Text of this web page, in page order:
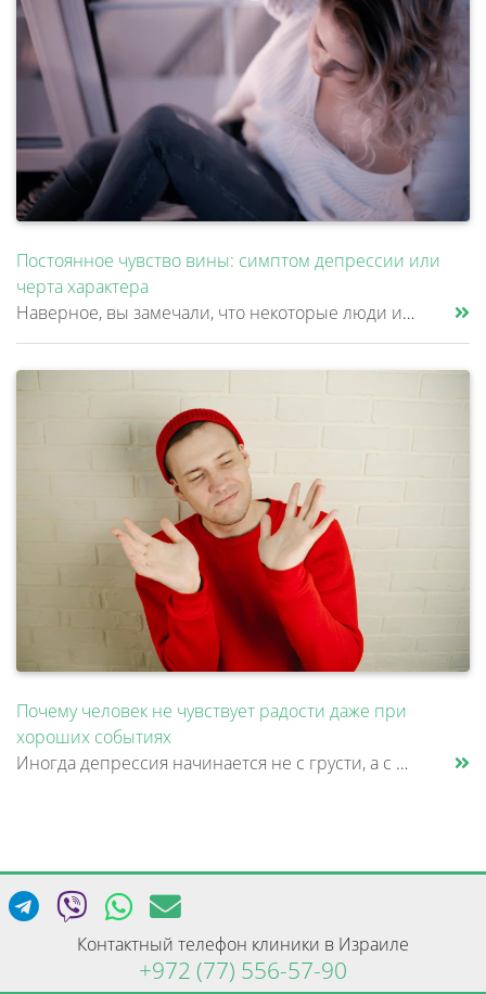
Постоянное чувство вины: симптом депрессии или
черта характера
Наверное, вы замечали, что некоторые люди извиняются даже тогда, когда объективно ни в чем не виноваты. Им неудобно попр......
Почему человек не чувствует радости даже при
хороших событиях
Иногда депрессия начинается не с грусти, а с ощущения, что жизнь стала менее живой. Работа продолжается, близкие рядом,......
Контактный телефон клиники в Израиле
+972 (77) 556-57-90